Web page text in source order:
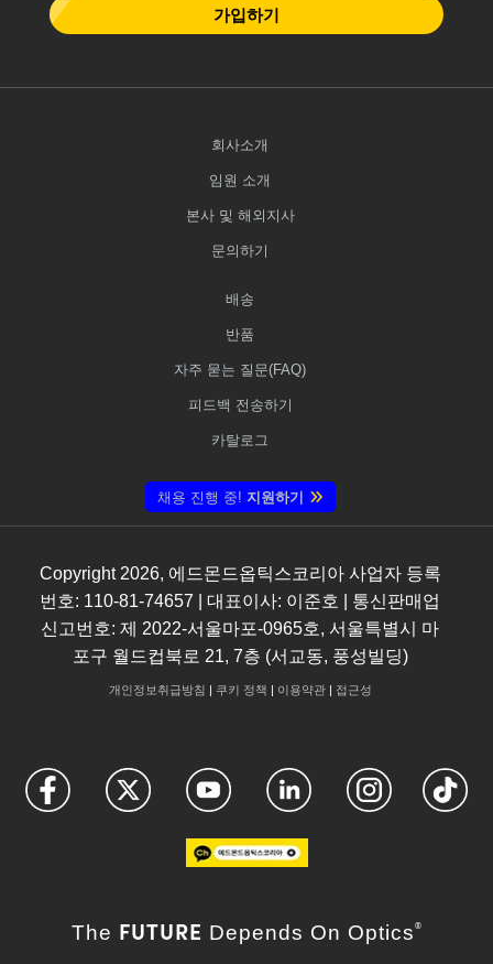
가입하기
회사소개
임원 소개
본사 및 해외지사
문의하기
배송
반품
자주 묻는 질문(FAQ)
피드백 전송하기
카탈로그
채용 진행 중! 지원하기
Copyright 2026, 에드몬드옵틱스코리아 사업자 등록
번호: 110-81-74657 | 대표이사: 이준호 | 통신판매업
신고번호: 제 2022-서울마포-0965호, 서울특별시 마
포구 월드컵북로 21, 7층 (서교동, 풍성빌딩)
개인정보취급방침 | 쿠키 정책 | 이용약관| 접근성
The FUTURE Depends On Optics ®